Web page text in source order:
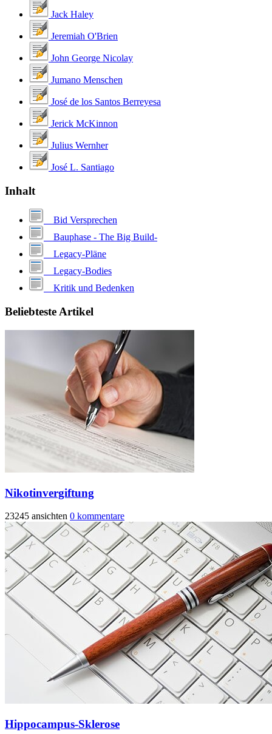
Jack Haley
Jeremiah O'Brien
John George Nicolay
Jumano Menschen
José de los Santos Berreyesa
Jerick McKinnon
Julius Wernher
José L. Santiago
Inhalt
Bid Versprechen
Bauphase - The Big Build-
Legacy-Pläne
Legacy-Bodies
Kritik und Bedenken
Beliebteste Artikel
Nikotinvergiftung
23245 ansichten 0 kommentare
Hippocampus-Sklerose